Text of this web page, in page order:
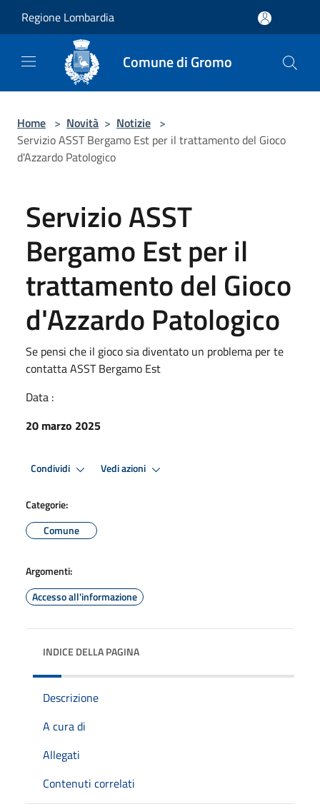
Regione Lombardia
Comune di Gromo
Home > Novità > Notizie >
Servizio ASST Bergamo Est per il trattamento del Gioco
d'Azzardo Patologico
Servizio ASST
Bergamo Est per il
trattamento del Gioco
d'Azzardo Patologico
Se pensi che il gioco sia diventato un problema per te
contatta ASST Bergamo Est
Data :
20 marzo 2025
Condividi Vedi azioni
Categorie:
Comune
Argomenti:
Accesso all'informazione
INDICE DELLA PAGINA
Descrizione
A cura di
Allegati
Contenuti correlati